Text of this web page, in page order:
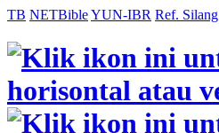
TB NETBibleYUN-IBR Ref. Silang